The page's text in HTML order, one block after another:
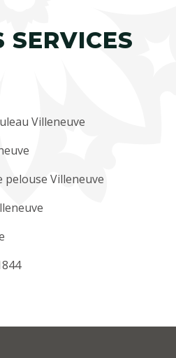
SERVICES
Villeneuve
Villeneuve